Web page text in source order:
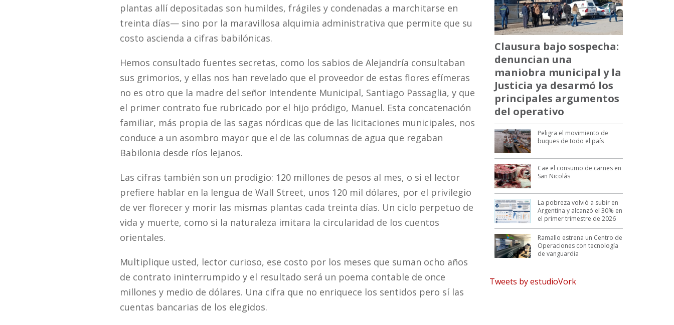
plantas allí depositadas son humildes, frágiles y condenadas a marchitarse en
treinta días— sino por la maravillosa alquimia administrativa que permite que su
costo ascienda a cifras babilónicas.
Hemos consultado fuentes secretas, como los sabios de Alejandría consultaban
sus grimorios, y ellas nos han revelado que el proveedor de estas flores efímeras
no es otro que la madre del señor Intendente Municipal, Santiago Passaglia, y que
el primer contrato fue rubricado por el hijo pródigo, Manuel. Esta concatenación
familiar, más propia de las sagas nórdicas que de las licitaciones municipales, nos
conduce a un asombro mayor que el de las columnas de agua que regaban
Babilonia desde ríos lejanos.
Las cifras también son un prodigio: 120 millones de pesos al mes, o si el lector
prefiere hablar en la lengua de Wall Street, unos 120 mil dólares, por el privilegio
de ver florecer y morir las mismas plantas cada treinta días. Un ciclo perpetuo de
vida y muerte, como si la naturaleza imitara la circularidad de los cuentos
orientales.
Multiplique usted, lector curioso, ese costo por los meses que suman ocho años
de contrato ininterrumpido y el resultado será un poema contable de once
millones y medio de dólares. Una cifra que no enriquece los sentidos pero sí las
cuentas bancarias de los elegidos.
Clausura bajo sospecha:
denuncian una
maniobra municipal y la
Justicia ya desarmó los
principales argumentos
del operativo
Peligra el movimiento de
buques de todo el país
Cae el consumo de carnes en
San Nicolás
La pobreza volvió a subir en
Argentina y alcanzó el 30% en
el primer trimestre de 2026
Ramallo estrena un Centro de
Operaciones con tecnología
de vanguardia
Tweets by estudioVork